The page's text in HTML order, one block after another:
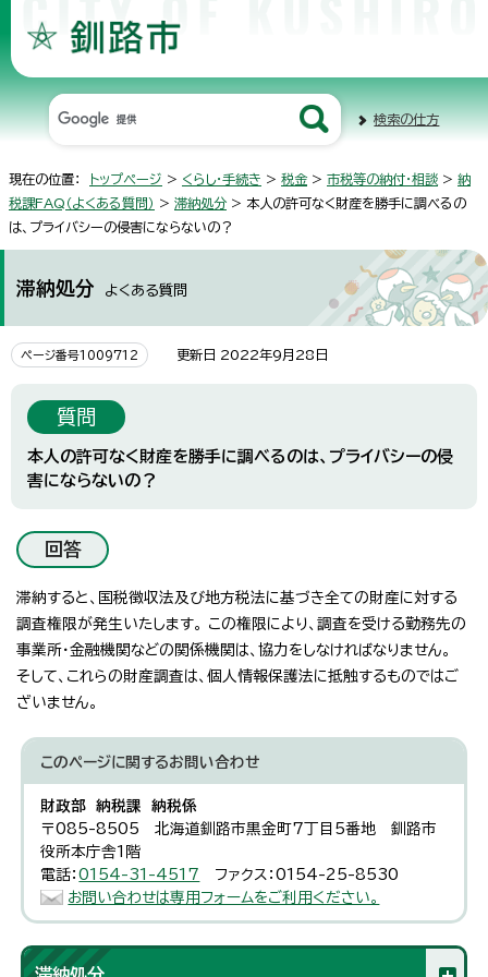
検索の仕方
現在の位置： トップページ > くらし・手続き > 税金> 市税等の納付・相談 > 納
税課FAQ（よくある質問） > 滞納処分 > 本人の許可なく財産を勝手に調べるの
は、プライバシーの侵害にならないの？
滞納処分 よくある質問
ページ番号1009712 更新日 2022年9月28日
質問
本人の許可なく財産を勝手に調べるのは、プライバシーの侵
害にならないの？
回答
滞納すると、国税徴収法及び地方税法に基づき全ての財産に対する
調査権限が発生いたします。 この権限により、調査を受ける勤務先の
事業所・金融機関などの関係機関は、協力をしなければなりません。
そして、これらの財産調査は、個人情報保護法に抵触するものではご
ざいません。
このページに関するお問い合わせ
財政部 納税課 納税係
〒085-8505 北海道釧路市黒金町7丁目5番地 釧路市
役所本庁舎1階
電話：0154-31-4517
ファクス：0154-25-8530
お問い合わせは専用フォームをご利用ください。